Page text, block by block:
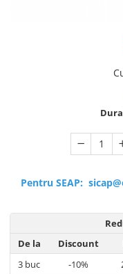
Redresoare,
Pentru SEAP:
De la
Discount
3 buc -10%